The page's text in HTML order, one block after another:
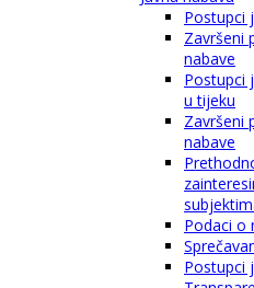
Postupci
Završeni
nabave
Postupci
u tijeku
Završeni
nabave
Podaci o
Postupci